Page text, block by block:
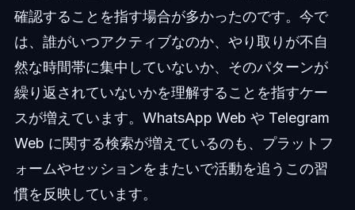
確認することを指す場合が多かったのです。今で
は、誰がいつアクティブなのか、やり取りが不自
然な時間帯に集中していないか、そのパターンが
繰り返されていないかを理解することを指すケー
スが増えています。WhatsApp Web や Telegram
Web に関する検索が増えているのも、プラットフ
ォームやセッションをまたいで活動を追うこの習
慣を反映しています。